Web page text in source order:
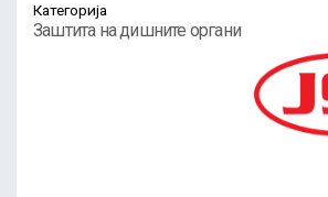
Категорија
Заштита на дишните органи